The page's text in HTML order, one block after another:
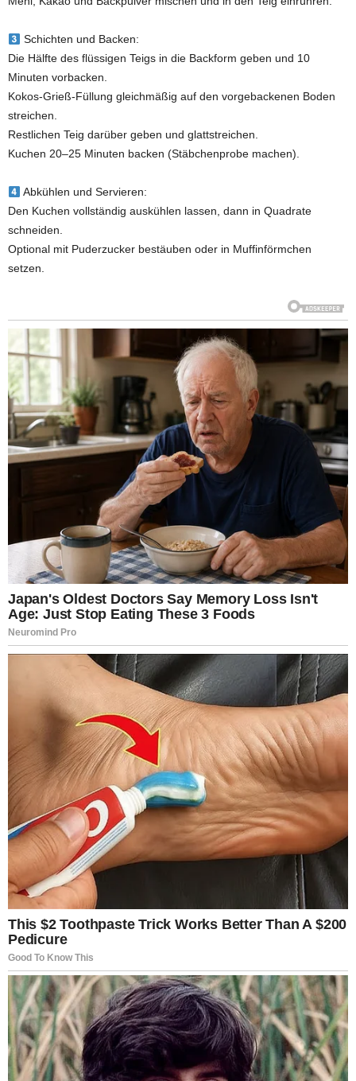
Schichten und Backen:
Die Hälfte des flüssigen Teigs in die Backform geben und 10
Minuten vorbacken.
Kokos-Grieß-Füllung gleichmäßig auf den vorgebackenen Boden
streichen.
Restlichen Teig darüber geben und glattstreichen.
Kuchen 20–25 Minuten backen (Stäbchenprobe machen).
Abkühlen und Servieren:
Den Kuchen vollständig auskühlen lassen, dann in Quadrate
schneiden.
Optional mit Puderzucker bestäuben oder in Muffinförmchen
setzen.